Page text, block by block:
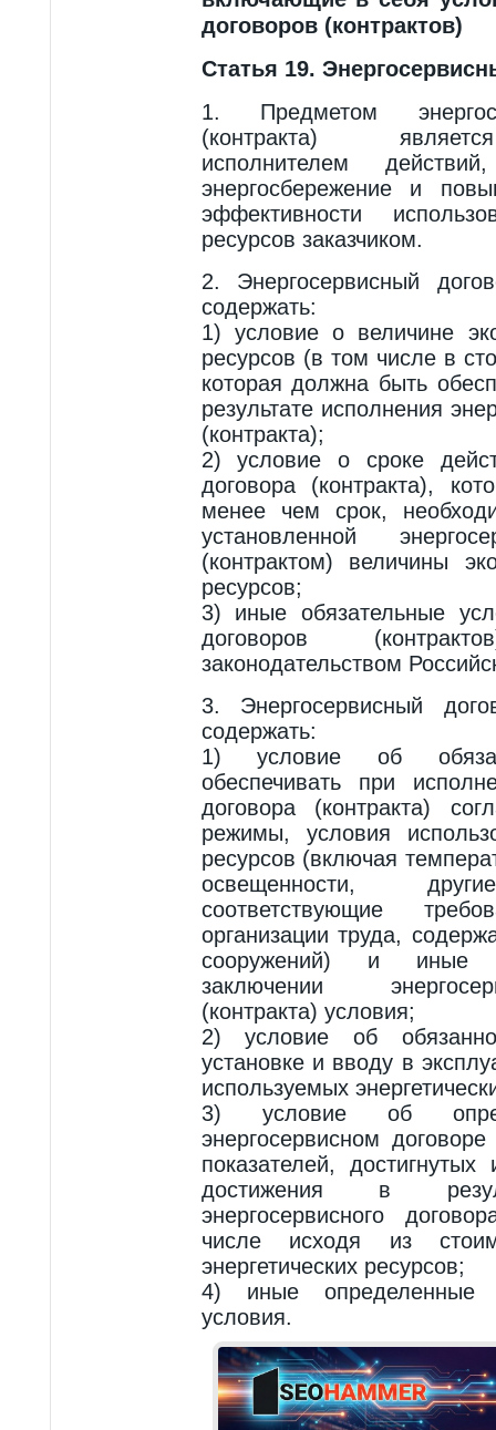
договоров (контрактов)
Статья 19.
1. Предметом
(контракта)
исполнителем
энергосбережение и
эффективности
ресурсов заказчиком.
2. Энергосервисный
содержать:
1) условие о величине
ресурсов (в том числе в
которая должна быть
результате исполнения
(контракта);
2) условие о сроке
договора (контракта),
менее чем срок,
установленной
(контрактом) величины
ресурсов;
3) иные обязательные
договоров
законодательством
3. Энергосервисный
содержать:
1) условие об
обеспечивать при
договора (контракта)
режимы, условия
ресурсов (включая
освещенности,
соответствующие
организации труда,
сооружений) и иные
заключении
(контракта) условия;
2) условие об
установке и вводу в
используемых
3) условие об
энергосервисном
показателей,
достижения в
энергосервисного
числе исходя из
энергетических ресурсов;
4) иные определенные
условия.